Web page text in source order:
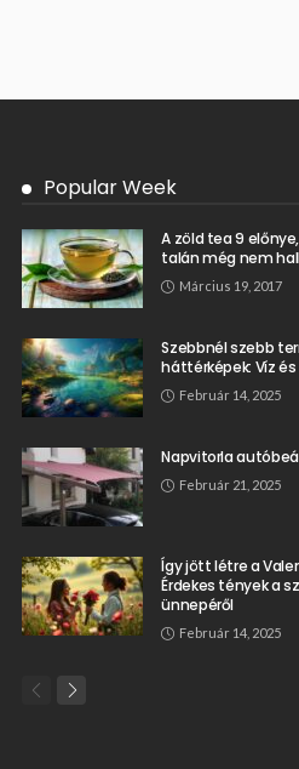
Popular Week
A zöld tea 9
talán még nem
Március 19, 2017
Szebbnél szebb
háttérképek: Víz
Február 14, 2025
Napvitorla
Február 21, 2025
Így jött létre a
Érdekes tények a
ünnepéről
Február 14, 2025